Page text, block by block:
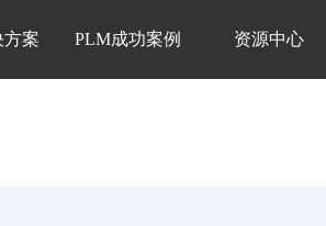
方案 PLM成功案例 资源中心